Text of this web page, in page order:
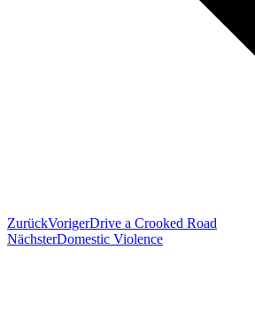
ZurückVorigerDrive a Crooked Road
NächsterDomestic Violence